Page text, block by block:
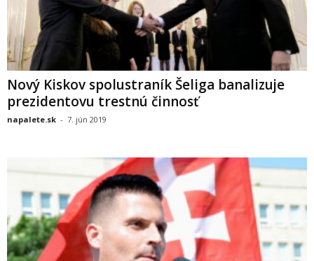
Nový Kiskov spolustraník Šeliga banalizuje
prezidentovu trestnú činnosť
napalete.sk - 7. jún 2019